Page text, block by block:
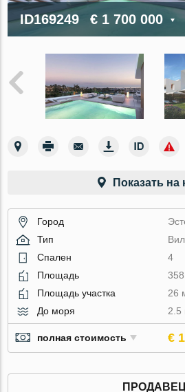
ID169249 € 1 700 000
Показать на
Город
Тип
Спален
4
Площадь
Площадь участка
26
До моря
2.5
полная стоимость €